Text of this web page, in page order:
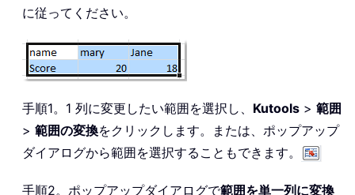
に従ってください。
手順1。1 列に変更したい範囲を選択し、 Kutools > 範囲
> 範囲の変換をクリックします。または、ポップアップ
ダイアログから範囲を選択することもできます。
手順2。ポップアップダイアログで範囲を単一列に変換